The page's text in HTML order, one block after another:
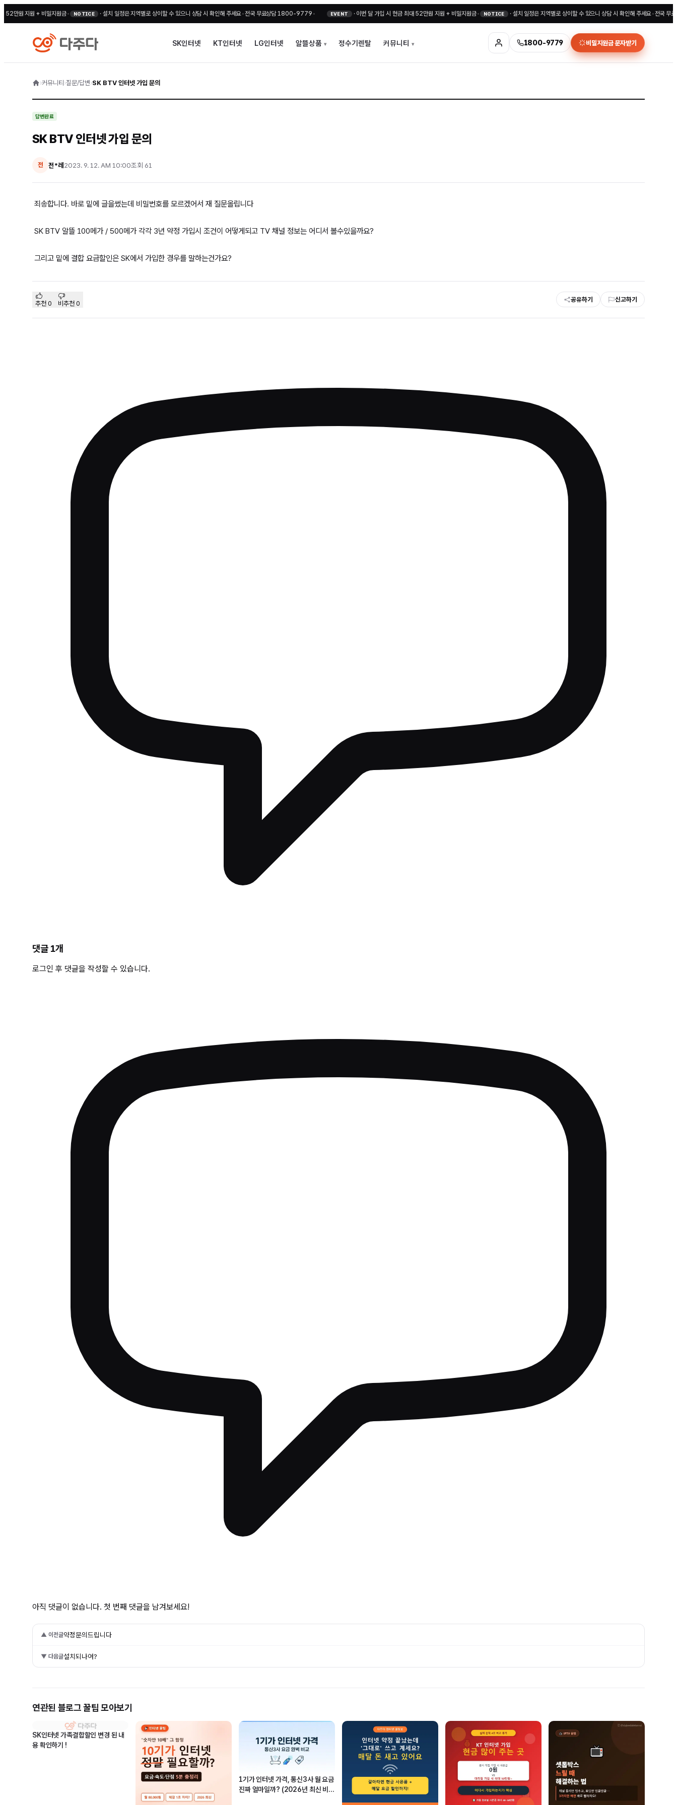
지원 + 비밀지원금• NOTICE ·설치 일정은 지역별로 상이할 수 있으니 상담 시 확인해 주세요 •전국 무료상담 1800-9779• EVENT ·이번 달 가입 시 현금 최대 52만원 지원 + 비밀지원금• NOTICE ·설치 일정은 지역별로 상이할 수 있으니 상담 시 확인해 주세요 •전국 무료상
SK인터넷 KT인터넷 LG인터넷 알뜰상품 정수기렌탈 커뮤니티 1800-9779 비밀지원금 문자받기
›커뮤니티 ›질문/답변›SK BTV 인터넷 가입 문의
답변완료
SK BTV 인터넷 가입 문의
전 전*레 2023. 9. 12. AM 10:00조회 61
죄송합니다. 바로 밑에 글을썼는데 비밀번호를 모르겠어서 재 질문올립니다
SK BTV 알뜰 100메가 / 500메가 각각 3년 약정 가입시 조건이 어떻게되고 TV 채널 정보는 어디서 볼수있을까요?
그리고 밑에 결합 요금할인은 SK에서 가입한 경우를 말하는건가요?
추천 0 비추천 0 공유하기 신고하기
댓글 1개
로그인 후 댓글을 작성할 수 있습니다.
아직 댓글이 없습니다. 첫 번째 댓글을 남겨보세요!
▲ 이전글약정문의드립니다
▼ 다음글설치되나여?
연관된 블로그 꿀팁 모아보기
SK인터넷 가족결합할인 변경 된 내
용 확인하기 !
1기가 인터넷 가격, 통신3사 월 요금
진짜 얼마일까? (2026년 최신 비